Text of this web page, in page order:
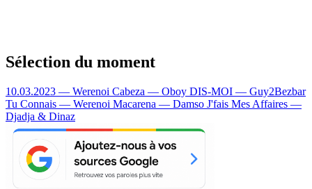
Sélection du moment
10.03.2023 — Werenoi Cabeza — Oboy DIS-MOI — Guy2Bezbar
Tu Connais — Werenoi Macarena — Damso J'fais Mes Affaires —
Djadja & Dinaz